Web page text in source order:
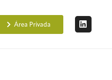
Área Privada